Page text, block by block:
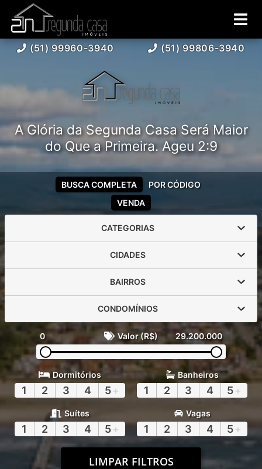
(51) 99960-3940 (51) 99806-3940
A Glória da Segunda Casa Será Maior
do Que a Primeira. Ageu 2:9
VENDA
BUSCA COMPLETA POR CÓDIGO
CATEGORIAS
CIDADES
BAIRROS
CONDOMÍNIOS
0 Valor (R$) 29.200.000
Dormitórios
1 2 3 4 5+
Banheiros
1 2 3 4 5+
Suítes
1 2 3 4 5+
Vagas
1 2 3 4 5+
LIMPAR FILTROS